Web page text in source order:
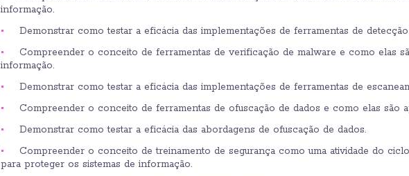
informação.
Demonstrar como testar a eficácia das implementações de ferramentas de
Compreender o conceito de ferramentas de verificação de malware e como elas
informação.
Demonstrar como testar a eficácia das implementações de ferramentas de
Compreender o conceito de ferramentas de ofuscação de dados e como elas são
Demonstrar como testar a eficácia das abordagens de ofuscação de dados.
Compreender o conceito de treinamento de segurança como uma atividade do
para proteger os sistemas de informação.